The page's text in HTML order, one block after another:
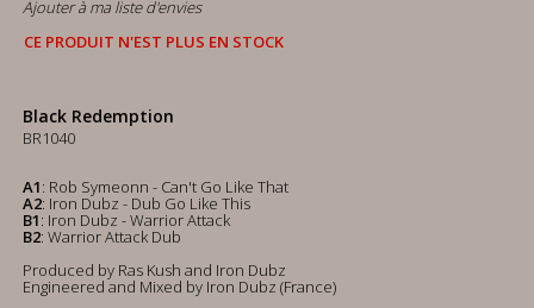
Ajouter à ma liste d'envies
CE PRODUIT N'EST PLUS EN STOCK
Black Redemption
BR1040
A1: Rob Symeonn - Can't Go Like That
A2: Iron Dubz - Dub Go Like This
B1: Iron Dubz - Warrior Attack
B2: Warrior Attack Dub
Produced by Ras Kush and Iron Dubz
Engineered and Mixed by Iron Dubz (France)